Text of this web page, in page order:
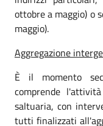
ottobre a maggio) o
maggio).
Aggregazione
È il momento
comprende
saltuaria, con
tutti finalizzati